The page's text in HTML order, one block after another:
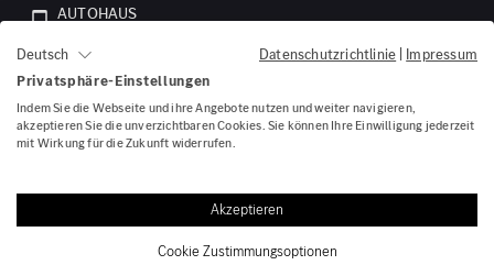
AUTOHAUS
ONLINESHOP
06021 / 44 77 94 - 444
Deutsch Datenschutzrichtlinie | Impressum
Privatsphäre-Einstellungen
Indem Sie die Webseite und ihre Angebote nutzen und weiter navigieren,
akzeptieren Sie die unverzichtbaren Cookies. Sie können Ihre Einwilligung jederzeit
mit Wirkung für die Zukunft widerrufen.
Akzeptieren
Cookie Zustimmungsoptionen